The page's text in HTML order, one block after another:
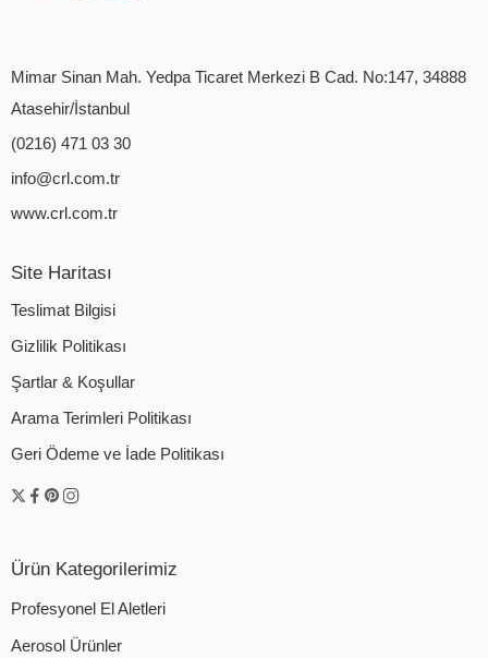
Mimar Sinan Mah. Yedpa Ticaret Merkezi B Cad. No:147, 34888
Atasehir/İstanbul
(0216) 471 03 30
info@crl.com.tr
www.crl.com.tr
Site Haritası
Teslimat Bilgisi
Gizlilik Politikası
Şartlar & Koşullar
Arama Terimleri Politikası
Geri Ödeme ve İade Politikası
Ürün Kategorilerimiz
Profesyonel El Aletleri
Aerosol Ürünler